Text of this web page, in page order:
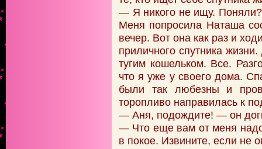
— Я никого не ищу.
Меня попросила Наташа
вечер. Вот она как раз и
приличного спутника
тугим кошельком. Все.
что я уже у своего дома.
были так любезны и
торопливо направилась к
— Аня, подождите! — он
— Что еще вам от меня
в покое. Извините, если не